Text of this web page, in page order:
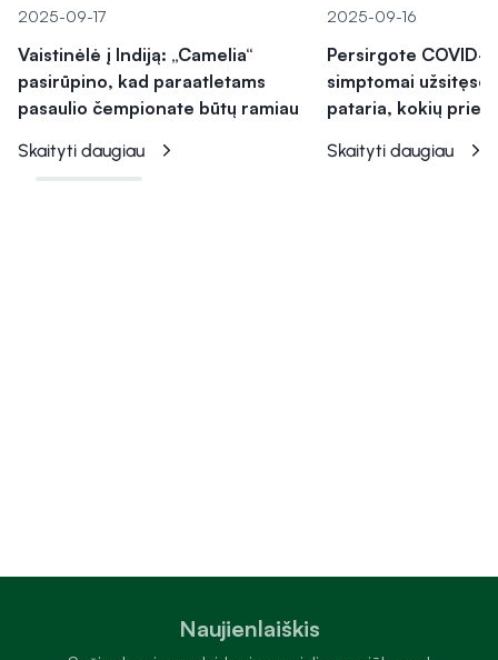
2025-09-17
Vaistinėlė į Indiją: „Camelia“
pasirūpino, kad paraatletams
pasaulio čempionate būtų ramiau
Skaityti daugiau
2025-09-16
Persirgote COVID-
simptomai
pataria, kokių
Skaityti daugiau
Naujienlaiškis